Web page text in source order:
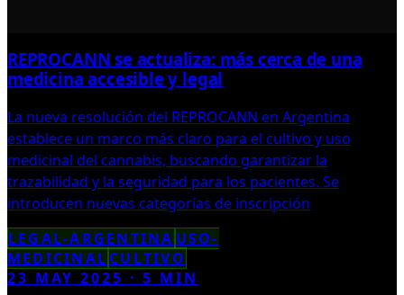
REPROCANN se actualiza: más cerca de una
medicina accesible y legal
La nueva resolución del REPROCANN en Argentina
establece un marco más claro para el cultivo y uso
medicinal del cannabis, buscando garantizar la
trazabilidad y la seguridad para los pacientes. Se
introducen nuevas categorías de inscripción
LEGAL-ARGENTINA USO-
MEDICINAL CULTIVO
23 MAY 2025 ·5 MIN